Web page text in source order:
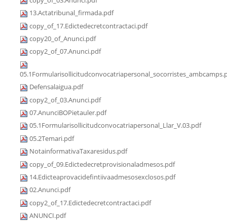
13.Actatribunal_firmada.pdf
copy_of_17.Edictedecretcontractaci.pdf
copy20_of_Anunci.pdf
copy2_of_07.Anunci.pdf
Defensalaigua.pdf
copy2_of_03.Anunci.pdf
07.AnunciBOPietauler.pdf
05.1Formularisollicitudconvocatriapersonal_Llar_V.03.pdf
05.2Temari.pdf
NotainformativaTaxaresidus.pdf
copy_of_09.Edictedecretprovisionaladmesos.pdf
14.Edicteaprovacidefintiivaadmesosexclosos.pdf
02.Anunci.pdf
copy2_of_17.Edictedecretcontractaci.pdf
ANUNCI.pdf